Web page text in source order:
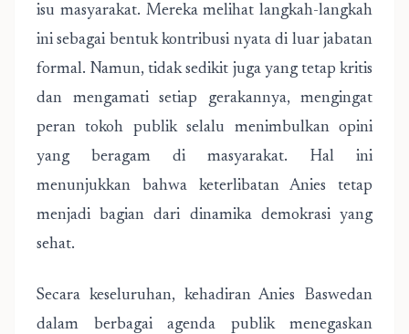
isu masyarakat. Mereka melihat langkah-langkah
ini sebagai bentuk kontribusi nyata di luar jabatan
formal. Namun, tidak sedikit juga yang tetap kritis
dan mengamati setiap gerakannya, mengingat
peran tokoh publik selalu menimbulkan opini
yang beragam di masyarakat. Hal ini
menunjukkan bahwa keterlibatan Anies tetap
menjadi bagian dari dinamika demokrasi yang
sehat.
Secara keseluruhan, kehadiran Anies Baswedan
dalam berbagai agenda publik menegaskan